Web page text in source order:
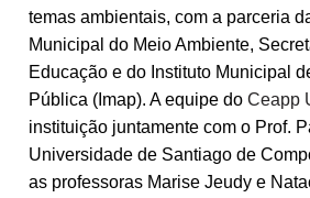
temas ambientais, com a parceria
Municipal do Meio Ambiente,
Educação e do Instituto Municipal
Pública (Imap). A equipe do Ceapp
instituição juntamente com o Prof.
Universidade de Santiago de
as professoras Marise Jeudy e